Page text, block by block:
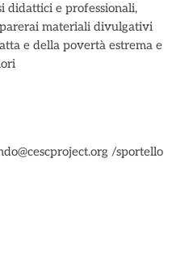
didattici e professionali,
materiali divulgativi
e della povertà estrema e
/sportello